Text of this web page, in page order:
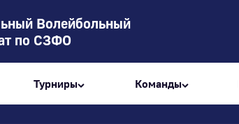
Волейбольный
по СЗФО
Турниры Команды